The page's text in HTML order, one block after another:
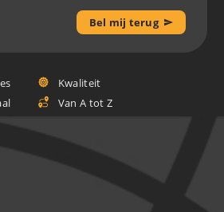
Bel mij terug
Kwaliteit
Van A tot Z